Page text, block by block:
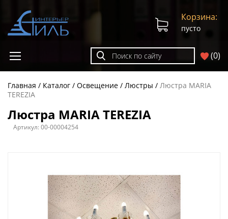
(0)
Корзина:
пусто
Главная Каталог Освещение Люстры
Люстра MARIA
TEREZIA
Люстра MARIA TEREZIA
Артикул:00-00004254